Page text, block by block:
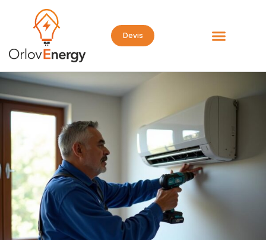
Devis
Installation De Climatiseurs
Clamart / Haut-de-seine (92)